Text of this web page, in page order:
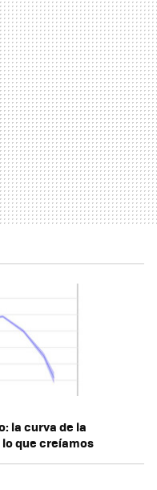
la curva de la
que creíamos